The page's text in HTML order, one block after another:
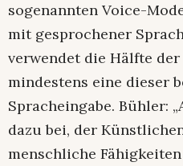
sogenannten Voice-
mit gesprochener
verwendet die Hälfte
mindestens eine dieser
Spracheingabe. Bühler:
dazu bei, der
menschliche